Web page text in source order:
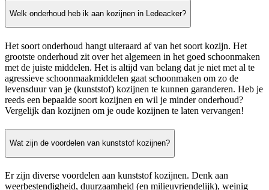
Welk onderhoud heb ik aan kozijnen in Ledeacker?
Het soort onderhoud hangt uiteraard af van het soort kozijn. Het
grootste onderhoud zit over het algemeen in het goed schoonmaken
met de juiste middelen. Het is altijd van belang dat je niet met al te
agressieve schoonmaakmiddelen gaat schoonmaken om zo de
levensduur van je (kunststof) kozijnen te kunnen garanderen. Heb je
reeds een bepaalde soort kozijnen en wil je minder onderhoud?
Vergelijk dan kozijnen om je oude kozijnen te laten vervangen!
Wat zijn de voordelen van kunststof kozijnen?
Er zijn diverse voordelen aan kunststof kozijnen. Denk aan
weerbestendigheid, duurzaamheid (en milieuvriendelijk), weinig